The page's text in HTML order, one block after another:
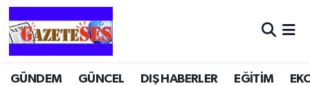
GÜNDEM GÜNCEL DIŞ HABERLER EĞİTİM